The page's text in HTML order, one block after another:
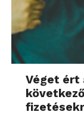
Véget ért